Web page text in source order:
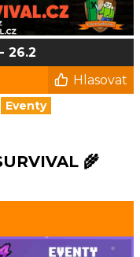
26.2
Hlasovat
Eventy
🌾